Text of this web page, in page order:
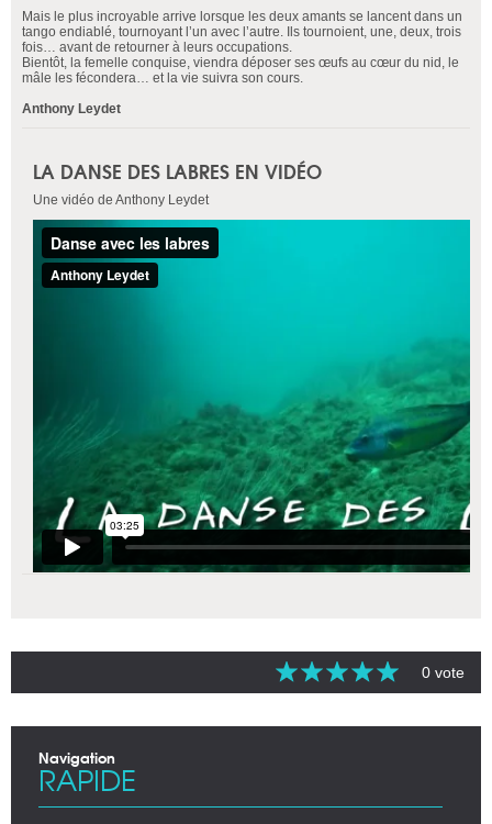
Mais le plus incroyable arrive lorsque les deux amants se lancent dans un
tango endiablé, tournoyant l’un avec l’autre. Ils tournoient, une, deux, trois
fois… avant de retourner à leurs occupations.
Bientôt, la femelle conquise, viendra déposer ses œufs au cœur du nid, le
mâle les fécondera… et la vie suivra son cours.
Anthony Leydet
LA DANSE DES LABRES EN VIDÉO
Une vidéo de Anthony Leydet
0 vote
Navigation
RAPIDE